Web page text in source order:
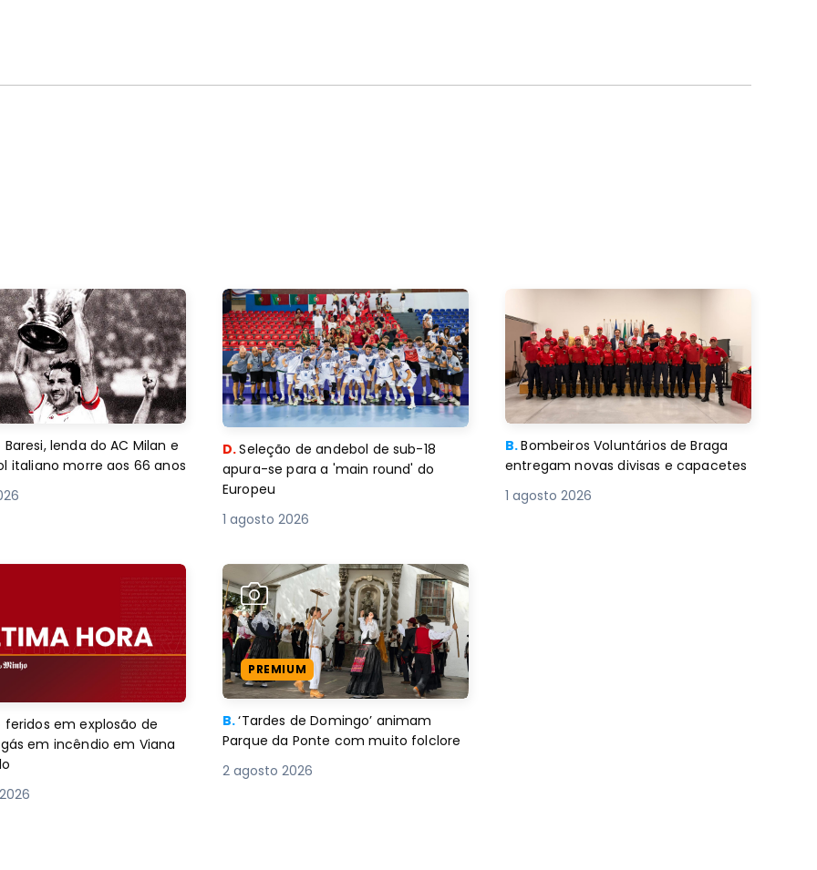
Baresi, lenda do AC Milan e
italiano morre aos 66 anos
D.Seleção de andebol de sub-18
apura-se para a 'main round' do
Europeu
1 agosto 2026
B.Bombeiros Voluntários de Braga
entregam novas divisas e capacetes
1 agosto 2026
feridos em explosão de
em incêndio em Viana
PREMIUM
B.‘Tardes de Domingo’ animam
Parque da Ponte com muito folclore
2 agosto 2026